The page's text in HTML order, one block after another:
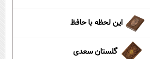
این لحظه با حافظ
گلستان سعدی